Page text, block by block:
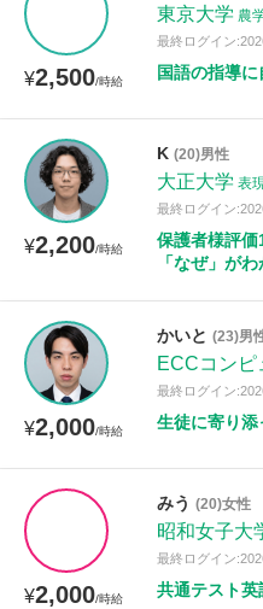
¥2,500/時給
東京大学 農
最終ログイン
国語の指導に
¥2,200/時給
K (20)男性
大正大学 表
最終ログイン
保護者様評
「なぜ」が
¥2,000/時給
かいと (23)男
ECCコンピ
最終ログイン
生徒に寄り
¥2,000/時給
みう (20)女性
昭和女子大
最終ログイン
共通テスト